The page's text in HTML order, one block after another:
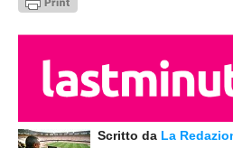
Scritto da La